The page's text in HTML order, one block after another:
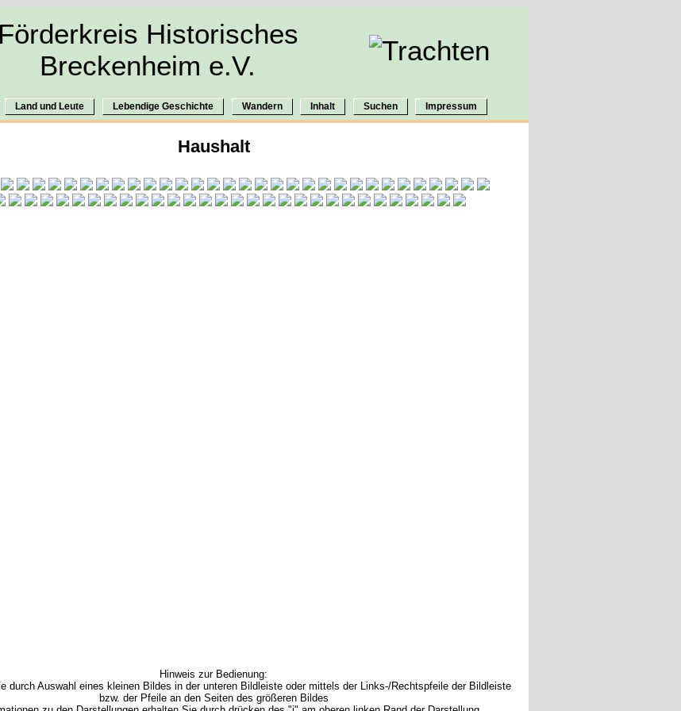
Förderkreis Historisches
Breckenheim e.V.
Land und Leute Lebendige Geschichte Wandern Inhalt Suchen Impressum
Haushalt
Hinweis zur Bedienung:
durch Auswahl eines kleinen Bildes in der unteren Bildleiste oder mittels der Links-/Rechtspfeile der Bildleiste
bzw. der Pfeile an den Seiten des größeren Bildes